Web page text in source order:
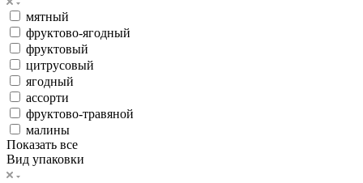
мятный
фруктово-ягодный
фруктовый
цитрусовый
ягодный
ассорти
фруктово-травяной
малины
Показать все
Вид упаковки